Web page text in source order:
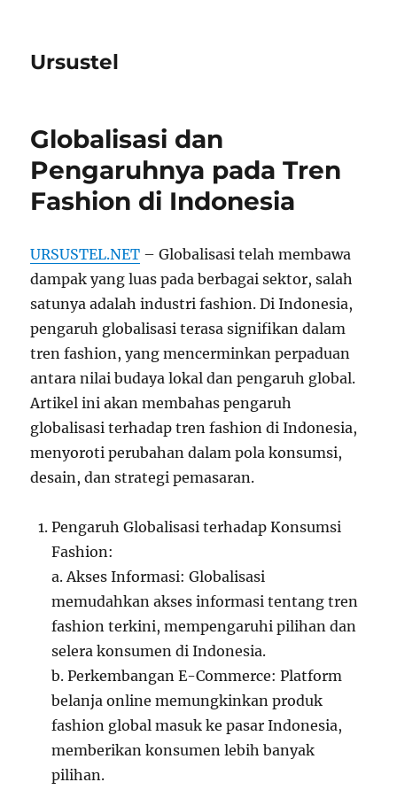
Ursustel
Globalisasi dan
Pengaruhnya pada Tren
Fashion di Indonesia
URSUSTEL.NET – Globalisasi telah membawa
dampak yang luas pada berbagai sektor, salah
satunya adalah industri fashion. Di Indonesia,
pengaruh globalisasi terasa signifikan dalam
tren fashion, yang mencerminkan perpaduan
antara nilai budaya lokal dan pengaruh global.
Artikel ini akan membahas pengaruh
globalisasi terhadap tren fashion di Indonesia,
menyoroti perubahan dalam pola konsumsi,
desain, dan strategi pemasaran.
Pengaruh Globalisasi terhadap Konsumsi
Fashion:
a. Akses Informasi: Globalisasi
memudahkan akses informasi tentang tren
fashion terkini, mempengaruhi pilihan dan
selera konsumen di Indonesia.
b. Perkembangan E-Commerce: Platform
belanja online memungkinkan produk
fashion global masuk ke pasar Indonesia,
memberikan konsumen lebih banyak
pilihan.